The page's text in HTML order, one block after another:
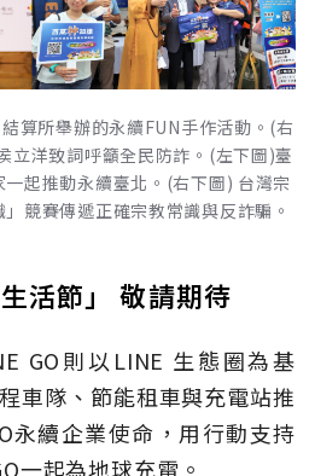
算所舉辦的永續FUN手作活動。(右
立洋致詞呼籲全民防詐。(左下圖)臺
起推動永續臺北。(右下圖) 台灣宗
競賽傳遞正確宗教常識與反詐騙。
活節」 敬請期待
GO則以LINE 生態圈為基
車隊、節能租車與充電站推
永續企業使命，用行動支持
一起為地球充電。